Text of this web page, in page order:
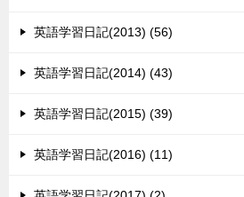
英語学習日記(2013) (56)
英語学習日記(2014) (43)
英語学習日記(2015) (39)
英語学習日記(2016) (11)